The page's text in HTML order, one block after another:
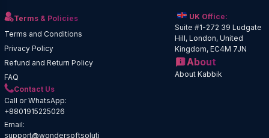
Terms & Policies
Terms and Conditions
Privacy Policy
Refund and Return Policy
FAQ
UK Office:
Suite #1-272 39 Ludgate
Hill, London, United
Kingdom, EC4M 7JN
About
About Kabbik
Contact Us
Call or WhatsApp:
+8801915225026
Email:
support@wondersoftsoluti